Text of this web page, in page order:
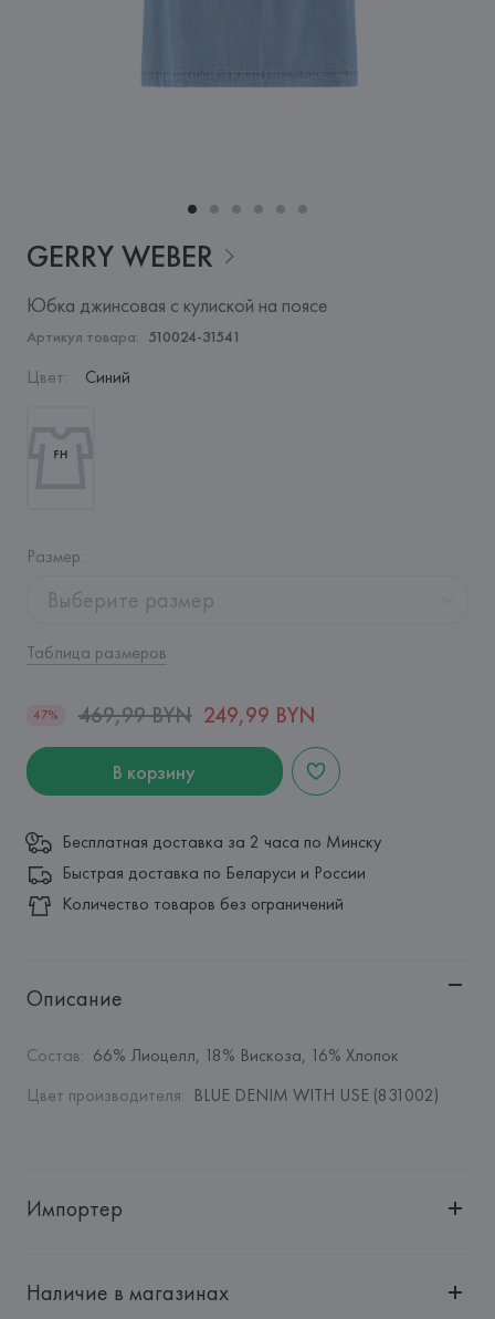
GERRY WEBER
Юбка джинсовая с кулиской на поясе
Артикул товара: 510024-31541
Цвет: Синий
Размер:
Выберите размер
Таблица размеров
47% 469,99 BYN 249,99 BYN
В корзину
Бесплатная доставка за 2 часа по Минску
Быстрая доставка по Беларуси и России
Количество товаров без ограничений
Описание
Состав: 66% Лиоцелл, 18% Вискоза, 16% Хлопок
Цвет производителя: BLUE DENIM WITH USE (831002)
Импортер
"БелВиринея"
Наличие в магазинах